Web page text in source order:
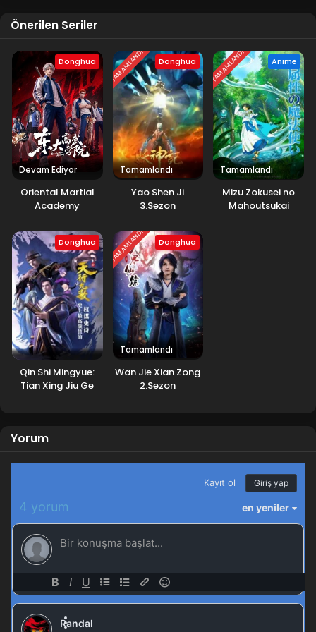
Blm 69 - Şubat 9, 2026
Tales of Herding Gods 68.Bölüm
Blm 68 - Şubat 1, 2026
Tales of Herding Gods 67.Bölüm
Blm 67 - Ocak 28, 2026
Tales of Herding Gods 66.Bölüm
Tales of Herding Gods 65.Bölüm izle
Blm 65 - Ocak 12, 2026
Tales of Herding Gods 64.Bölüm izle
Blm 64 - Ocak 4, 2026
Tales of Herding Gods 63.Bölüm izle
Tales of Herding Gods 61.Bölüm izle
Tales of Herding Gods 60.Bölüm
Tales of Herding Gods 59.Bölüm izle
Blm 59 - Kasım 30, 2025
Önerilen Seriler
Donghua
Devam Ediyor
Oriental Martial
Academy
TAMAMLANDI Donghua
Tamamlandı
Yao Shen Ji
3.Sezon
TAMAMLANDI Anime
Tamamlandı
Mizu Zokusei no
Mahoutsukai
Donghua
Qin Shi Mingyue:
Tian Xing Jiu Ge
TAMAMLANDI Donghua
Tamamlandı
Wan Jie Xian Zong
2.Sezon
Yorum